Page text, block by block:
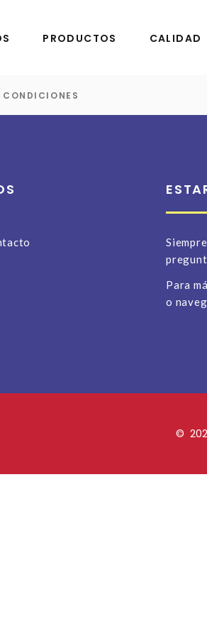
PRODUCTOS CALIDAD
CONDICIONES
Para
o
©